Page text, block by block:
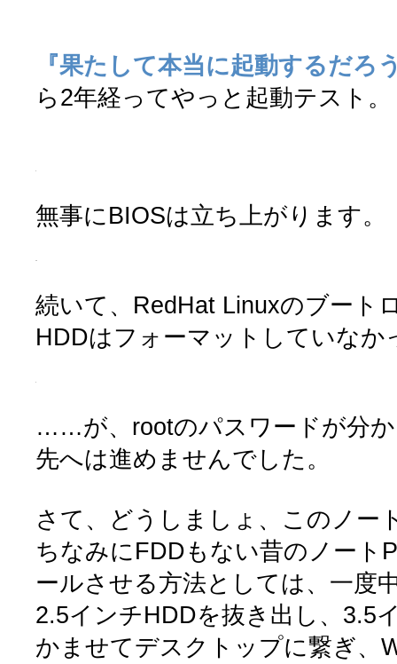
『果たして本当に起動するだ
ら2年経ってやっと起動テスト。
無事にBIOSは立ち上がります。
続いて、RedHat Linuxのブート
HDDはフォーマットしていなか
……が、rootのパスワードが分
先へは進めませんでした。
さて、どうしましょ、このノー
ちなみにFDDもない昔のノート
ールさせる方法としては、一度
2.5インチHDDを抜き出し、3.5
かませてデスクトップに繋ぎ、